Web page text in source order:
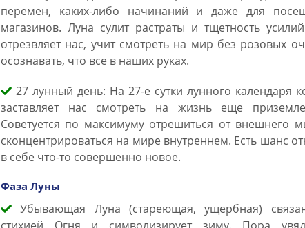
перемен, каких-либо начинаний и даже для
магазинов. Луна сулит растраты и тщетность
отрезвляет нас, учит смотреть на мир без розовых
осознавать, что все в наших руках.
27 лунный день: На 27-е сутки лунного календаря
заставляет нас смотреть на жизнь еще
Советуется по максимуму отрешиться от внешнего
сконцентрироваться на мире внутреннем. Есть шанс
в себе что-то совершенно новое.
Фаза Луны
Убывающая Луна (стареющая, ущербная)